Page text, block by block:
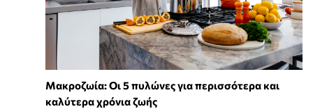
Mακροζωία: Οι 5 πυλώνες για περισσότερα και
καλύτερα χρόνια ζωής